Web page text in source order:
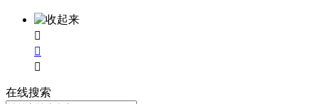



在线搜索